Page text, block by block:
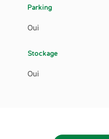
Parking
Oui
Stockage
Oui